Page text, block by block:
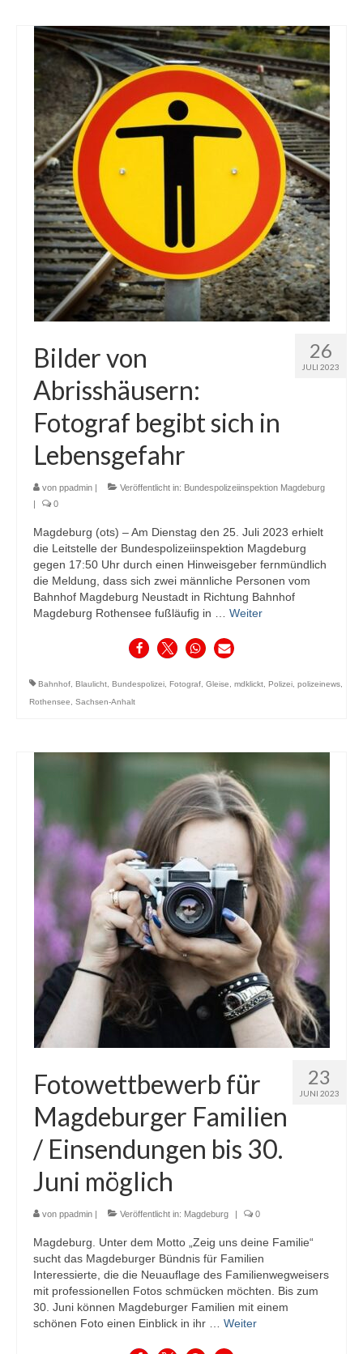
26
JULI 2023
Bilder von
Abrisshäusern:
Fotograf begibt sich in
Lebensgefahr
von ppadmin Veröffentlicht in: Bundespolizeiinspektion Magdeburg
0
Magdeburg (ots) – Am Dienstag den 25. Juli 2023 erhielt
die Leitstelle der Bundespolizeiinspektion Magdeburg
gegen 17:50 Uhr durch einen Hinweisgeber fernmündlich
die Meldung, dass sich zwei männliche Personen vom
Bahnhof Magdeburg Neustadt in Richtung Bahnhof
Magdeburg Rothensee fußläufig in … Weiter
Bahnhof, Blaulicht, Bundespolizei, Fotograf, Gleise, mdklickt, Polizei, polizeinews,
Rothensee, Sachsen-Anhalt
23
JUNI 2023
Fotowettbewerb für
Magdeburger Familien
/ Einsendungen bis 30.
Juni möglich
von ppadmin Veröffentlicht in: Magdeburg 0
Magdeburg. Unter dem Motto „Zeig uns deine Familie“
sucht das Magdeburger Bündnis für Familien
Interessierte, die die Neuauflage des Familienwegweisers
mit professionellen Fotos schmücken möchten. Bis zum
30. Juni können Magdeburger Familien mit einem
schönen Foto einen Einblick in ihr … Weiter